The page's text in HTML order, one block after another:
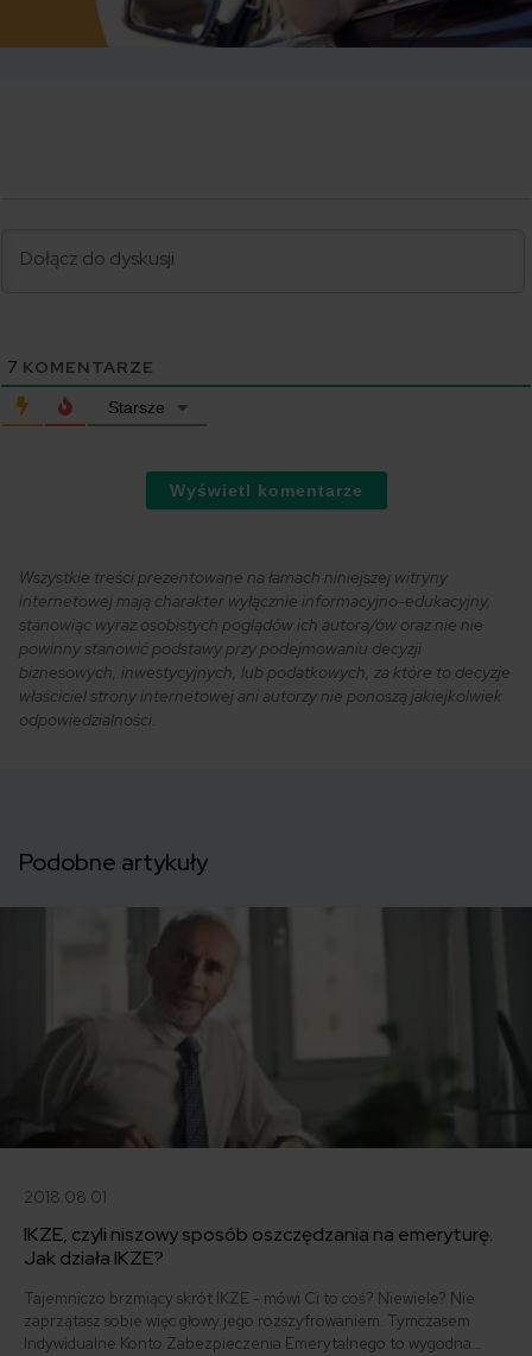
7 KOMENTARZE
Starsze
Wyświetl komentarze
Wszystkie treści prezentowane na łamach niniejszej witryny
internetowej mają charakter wyłącznie informacyjno-edukacyjny,
stanowiąc wyraz osobistych poglądów ich autora/ów oraz nie nie
powinny stanowić podstawy przy podejmowaniu decyzji
biznesowych, inwestycyjnych, lub podatkowych, za które to decyzje
właściciel strony internetowej ani autorzy nie ponoszą jakiejkolwiek
odpowiedzialności.
Podobne artykuły
2018.08.01
IKZE, czyli niszowy sposób oszczędzania na emeryturę.
Jak działa IKZE?
Tajemniczo brzmiący skrót IKZE - mówi Ci to coś? Niewiele? Nie
zaprzątasz sobie więc głowy jego rozszyfrowaniem. Tymczasem
Indywidualne Konto Zabezpieczenia Emerytalnego to wygodna